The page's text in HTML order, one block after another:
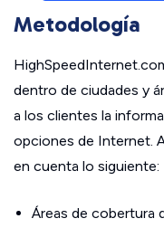
Metodología
dentro de ciudades y
a los clientes la
opciones de Internet.
en cuenta lo siguiente:
Áreas de cobertura